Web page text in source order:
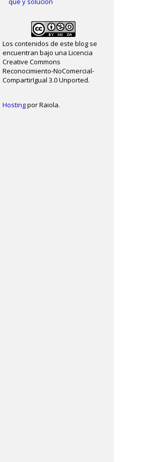
Los contenidos de este blog se
encuentran bajo una Licencia
Creative Commons
Reconocimiento-NoComercial-
CompartirIgual 3.0 Unported.
Hostingpor Raiola.